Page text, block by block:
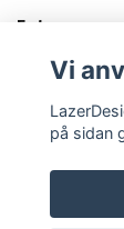
Fotmeny
Sociala
Vi
på sidan